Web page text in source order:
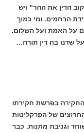
הדין את ההר" ויש
הרחמים. ומי כמוך
על האמת ועל השלום.
שדנו בה דין תורה…
בפרשת חקירתו
של הפרקליטות
וגניבת מתנות. כבר